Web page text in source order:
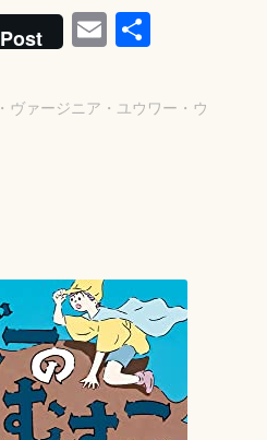
Post E
ail
共
・ ヴァージニア・ユウワー・ウ